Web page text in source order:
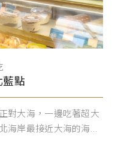
藍點
對大海，一邊吃著超大
海岸最接近大海的海...